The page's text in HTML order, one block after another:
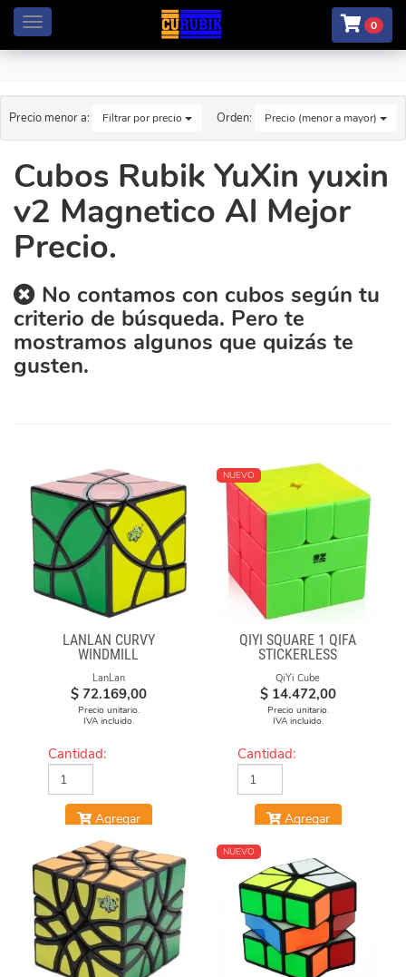
Menú 0
Precio menor a: Filtrar por precio Orden: Precio (menor a mayor)
Cubos Rubik YuXin yuxin
v2 Magnetico Al Mejor
Precio.
No contamos con cubos según tu
criterio de búsqueda. Pero te
mostramos algunos que quizás te
gusten.
LANLAN CURVY
WINDMILL
LanLan
$ 72.169,00
Precio unitario.
IVA incluido.
Cantidad:
Agregar
NUEVO
QIYI SQUARE 1 QIFA
STICKERLESS
QiYi Cube
$ 14.472,00
Precio unitario.
IVA incluido.
Cantidad:
Agregar
NUEVO